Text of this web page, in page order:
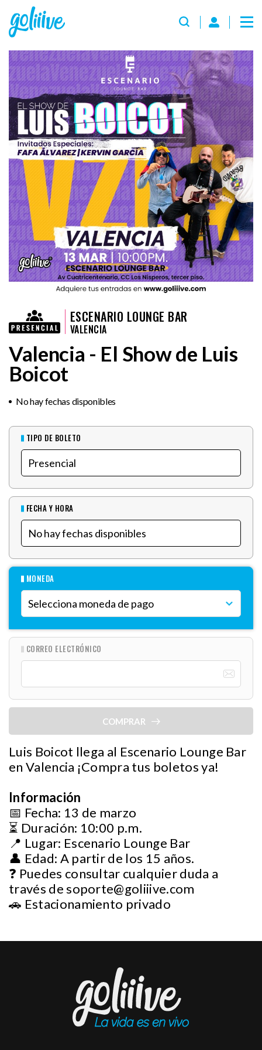
ESCENARIO LOUNGE BAR
VALENCIA
Valencia - El Show de Luis
Boicot
No hay fechas disponibles
TIPO DE BOLETO
FECHA Y HORA
MONEDA
CORREO ELECTRÓNICO
COMPRAR
Luis Boicot llega al Escenario Lounge Bar
en Valencia ¡Compra tus boletos ya!
Información
📅 Fecha: 13 de marzo
⏳ Duración: 10:00 p.m.
📍 Lugar: Escenario Lounge Bar
👤 Edad: A partir de los 15 años.
❓ Puedes consultar cualquier duda a
través desoporte@goliiive.com
🚗 Estacionamiento privado